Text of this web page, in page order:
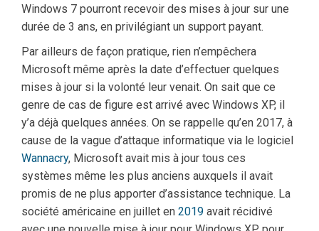
Windows 7 pourront recevoir des mises à jour sur une
durée de 3 ans, en privilégiant un support payant.
Par ailleurs de façon pratique, rien n’empêchera
Microsoft même après la date d’effectuer quelques
mises à jour si la volonté leur venait. On sait que ce
genre de cas de figure est arrivé avec Windows XP, il
y’a déjà quelques années. On se rappelle qu’en 2017, à
cause de la vague d’attaque informatique via le logiciel
Wannacry, Microsoft avait mis à jour tous ces
systèmes même les plus anciens auxquels il avait
promis de ne plus apporter d’assistance technique. La
société américaine en juillet en 2019 avait récidivé